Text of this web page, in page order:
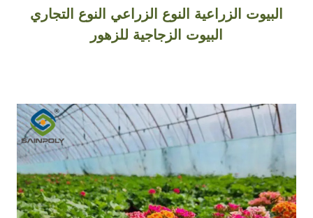
البيوت الزراعية النوع الزراعي النوع التجاري
البيوت الزجاجية للزهور